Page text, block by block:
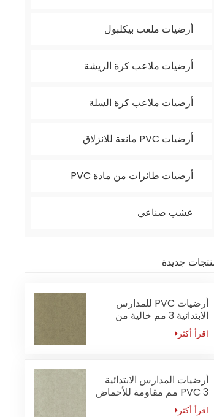
أرضيات ملعب بيكلبول
أرضيات ملاعب كرة الريشة
أرضيات ملاعب كرة السلة
أرضيات PVC مانعة للانزلاق
أرضيات طائرات من مادة PVC
عشب صناعي
جديدة
أرضيات PVC للمدارس
الابتدائية 3 مم خالية من
الفورمالديهايد
اقرأ أكثر
أرضيات المدارس الابتدائية
PVC 3 مم مقاومة للأحماض
والقلويات
اقرأ أكثر